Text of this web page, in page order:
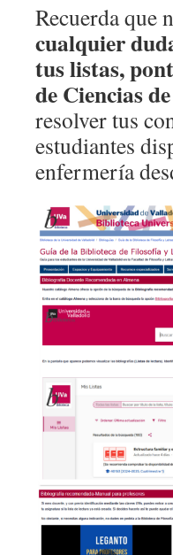
Recuerda que
cualquier
tus listas,
de Ciencias
resolver tus
estudiantes
enfermería